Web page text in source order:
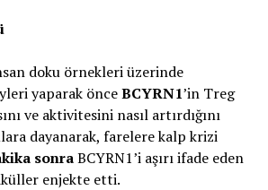
doku örnekleri üzerinde
yaparak önceBCYRN1’in Treg
ve aktivitesini nasıl artırdığını
dayanarak, farelere kalp krizi
sonraBCYRN1’i aşırı ifade eden
enjekte etti.